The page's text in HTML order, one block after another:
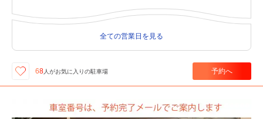
全ての営業日を見る
68人がお気に入りの駐車場 予約へ